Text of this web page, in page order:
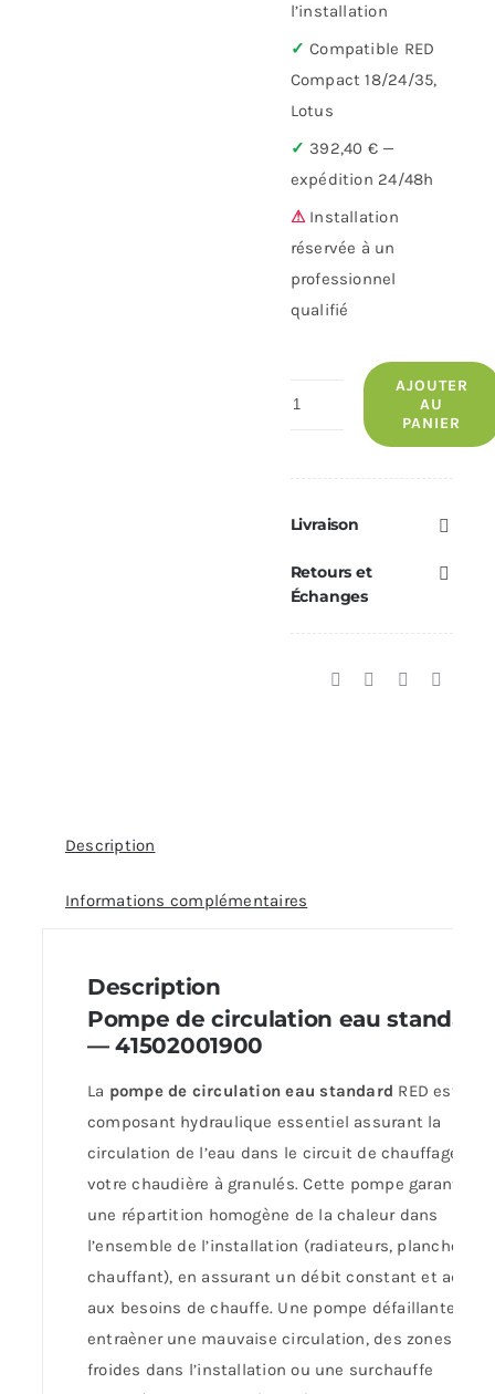
l’installation
✓ Compatible RED
Compact 18/24/35,
Lotus
✓ 392,40 € —
expédition 24/48h
⚠Installation
réservée à un
professionnel
qualifié
quantité
circulation
standard
AJOUTER
AU
PANIER
Livraison
Retours et
Échanges
Description
Informations complémentaires
Description
Pompe de circulation eau standard
— 41502001900
La pompe de circulation eau standard RED est un
composant hydraulique essentiel assurant la
circulation de l’eau dans le circuit de chauffage de
votre chaudière à granulés. Cette pompe garantit
une répartition homogène de la chaleur dans
l’ensemble de l’installation (radiateurs, plancher
chauffant), en assurant un débit constant et
aux besoins de chauffe. Une pompe défaillante
entraèner une mauvaise circulation, des zones
froides dans l’installation ou une surchauffe